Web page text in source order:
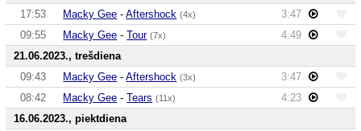
17:53
Macky Gee -Aftershock (4x)
3:47
09:55
Macky Gee -Tour (7x)
4:49
21.06.2023., trešdiena
09:43
Macky Gee -Aftershock (3x)
3:47
08:42
Macky Gee -Tears (11x)
4:23
16.06.2023., piektdiena